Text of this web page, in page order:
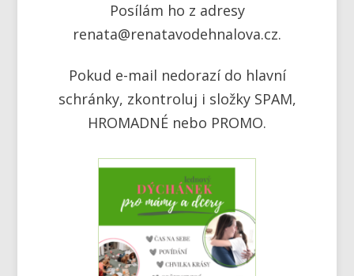
Posílám ho z adresy
renata@renatavodehnalova.cz.
Pokud e-mail nedorazí do hlavní
schránky, zkontroluj i složky SPAM,
HROMADNÉ nebo PROMO.